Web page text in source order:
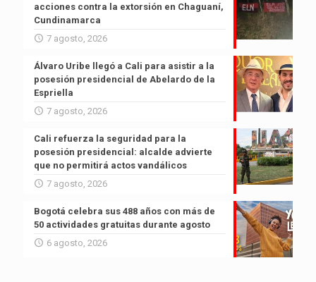
acciones contra la extorsión en Chaguaní,
Cundinamarca
7 agosto, 2026
Álvaro Uribe llegó a Cali para asistir a la
posesión presidencial de Abelardo de la
Espriella
7 agosto, 2026
Cali refuerza la seguridad para la
posesión presidencial: alcalde advierte
que no permitirá actos vandálicos
7 agosto, 2026
Bogotá celebra sus 488 años con más de
50 actividades gratuitas durante agosto
6 agosto, 2026